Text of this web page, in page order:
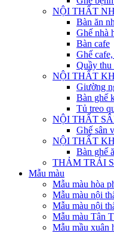
NỘI THẤT
Bàn ăn
Ghế nhà
Bàn cafe
Ghế
Quầy thu
NỘI THẤT
Giường
Bàn ghế
Tủ treo
NỘI THẤT
Ghế sân
NỘI THẤT
Bàn ghế
THẢM TRẢI
Mẫu màu
Mẫu màu hòa
Mẫu màu nội
Mẫu màu nội
Mẫu màu Tân
Mẫu mầu xuân